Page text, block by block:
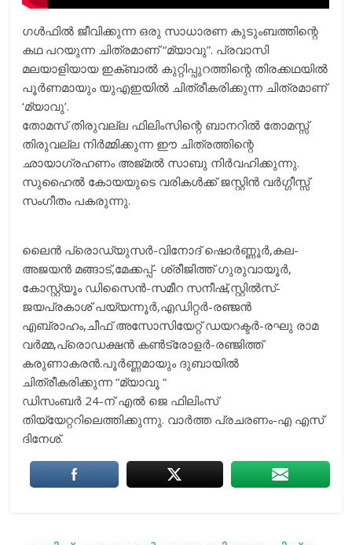
ഗള്‍ഫില്‍ ജീവിക്കുന്ന ഒരു സാധാരണ കുടുംബത്തിന്റെ
കഥ പറയുന്ന ചിത്രമാണ് “മ്യാവു”. പ്രവാസി
മലയാളിയായ ഇക്ബാല്‍ കുറ്റിപ്പുറത്തിന്റെ തിരക്കഥയില്‍
പൂര്‍ണമായും യുഎഇയില്‍ ചിത്രീകരിക്കുന്ന ചിത്രമാണ്
‘മ്യാവു’.
തോമസ് തിരുവല്ല ഫിലിംസിന്റെ ബാനറില്‍ തോമസ്സ്
തിരുവല്ല നിര്‍മ്മിക്കുന്ന ഈ ചിത്രത്തിന്റെ
ഛായാഗ്രഹണം അജ്മല്‍ സാബു നിര്‍വഹിക്കുന്നു.
സുഹൈല്‍ കോയയുടെ വരികള്‍ക്ക് ജസ്റ്റിന്‍ വര്‍ഗ്ഗീസ്സ്
സംഗീതം പകരുന്നു.
ലെെന്‍ പ്രൊഡ്യുസര്‍-വിനോദ് ഷൊര്‍ണ്ണൂര്‍,കല-
അജയന്‍ മങ്ങാട്,മേക്കപ്പ്- ശ്രീജിത്ത് ഗുരുവായൂര്‍,
കോസ്റ്റ്യൂം ഡിസെെന്‍-സമീറ സനീഷ്,സ്റ്റില്‍സ്-
ജയപ്രകാശ് പയ്യന്നൂര്‍,എഡിറ്റര്‍-രഞ്ജന്‍
എബ്രാഹം,ചീഫ് അസോസിയേറ്റ് ഡയറക്ടര്‍-രഘു രാമ
വര്‍മ്മ,പ്രൊഡക്ഷന്‍ കണ്‍ട്രോളര്‍-രഞ്ജിത്ത്
കരുണാകരന്‍.പൂര്‍ണ്ണമായും ദുബായില്‍
ചിത്രീകരിക്കുന്ന “മ്യാവൂ “
ഡിസംബർ 24-ന് എല്‍ ജെ ഫിലിംസ്
തിയ്യേറ്ററിലെത്തിക്കുന്നു. വാര്‍ത്ത പ്രചരണം-എ എസ്
ദിനേശ്.